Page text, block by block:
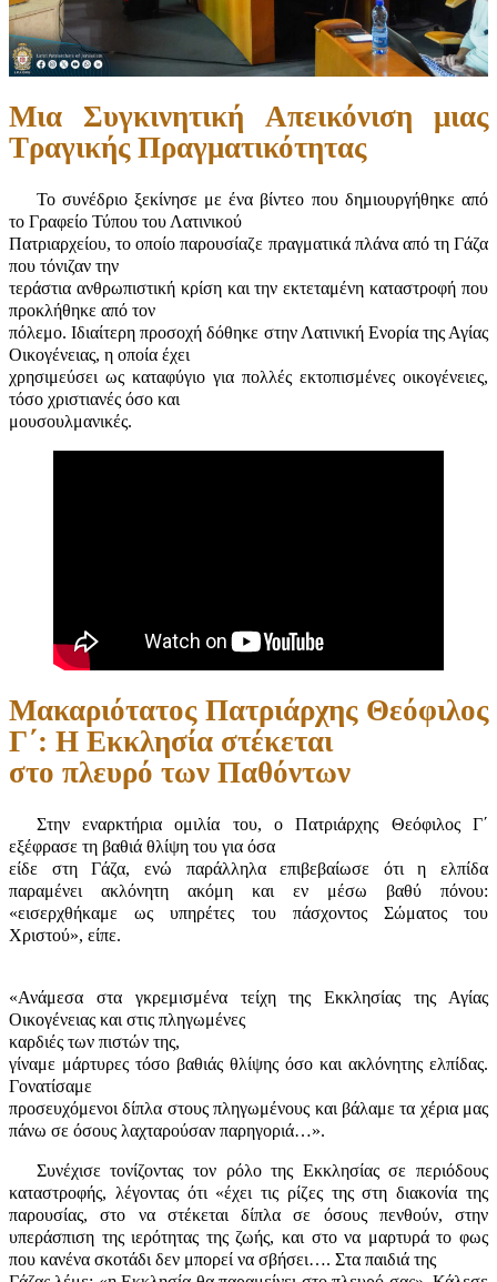
Μια Συγκινητική Απεικόνιση μιας
Τραγικής Πραγματικότητας
Το συνέδριο ξεκίνησε με ένα βίντεο που δημιουργήθηκε από
το Γραφείο Τύπου του Λατινικού
Πατριαρχείου, το οποίο παρουσίαζε πραγματικά πλάνα από τη Γάζα
που τόνιζαν την
τεράστια ανθρωπιστική κρίση και την εκτεταμένη καταστροφή που
προκλήθηκε από τον
πόλεμο. Ιδιαίτερη προσοχή δόθηκε στην Λατινική Ενορία της Αγίας
Οικογένειας, η οποία έχει
χρησιμεύσει ως καταφύγιο για πολλές εκτοπισμένες οικογένειες,
τόσο χριστιανές όσο και
μουσουλμανικές.
Μακαριότατος Πατριάρχης Θεόφιλος
Γ΄: Η Εκκλησία στέκεται
στο πλευρό των Παθόντων
Στην εναρκτήρια ομιλία του, ο Πατριάρχης Θεόφιλος Γ΄
εξέφρασε τη βαθιά θλίψη του για όσα
είδε στη Γάζα, ενώ παράλληλα επιβεβαίωσε ότι η ελπίδα
παραμένει ακλόνητη ακόμη και εν μέσω βαθύ πόνου:
«εισερχθήκαμε ως υπηρέτες του πάσχοντος Σώματος του
Χριστού», είπε.
«Ανάμεσα στα γκρεμισμένα τείχη της Εκκλησίας της Αγίας
Οικογένειας και στις πληγωμένες
καρδιές των πιστών της,
γίναμε μάρτυρες τόσο βαθιάς θλίψης όσο και ακλόνητης ελπίδας.
Γονατίσαμε
προσευχόμενοι δίπλα στους πληγωμένους και βάλαμε τα χέρια μας
πάνω σε όσους λαχταρούσαν παρηγοριά…».
Συνέχισε τονίζοντας τον ρόλο της Εκκλησίας σε περιόδους
καταστροφής, λέγοντας ότι «έχει τις ρίζες της στη διακονία της
παρουσίας, στο να στέκεται δίπλα σε όσους πενθούν, στην
υπεράσπιση της ιερότητας της ζωής, και στο να μαρτυρά το φως
που κανένα σκοτάδι δεν μπορεί να σβήσει…. Στα παιδιά της